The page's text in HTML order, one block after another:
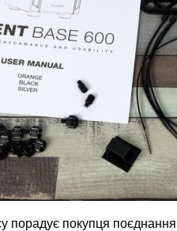
порадує покупця